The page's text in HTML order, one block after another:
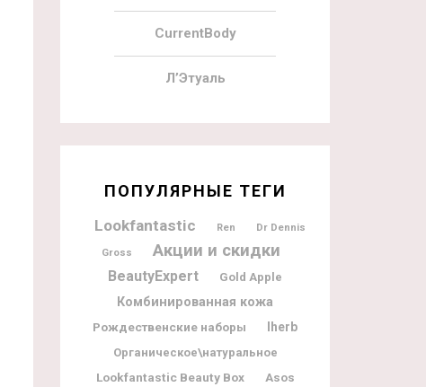
CurrentBody
Л’Этуаль
ПОПУЛЯРНЫЕ ТЕГИ
Lookfantastic Ren
Dr Dennis
Gross
Акции и скидки
BeautyExpert Gold Apple
Комбинированная кожа
Рождественские наборы
Iherb
Органическое\натуральное
Lookfantastic Beauty Box
Asos